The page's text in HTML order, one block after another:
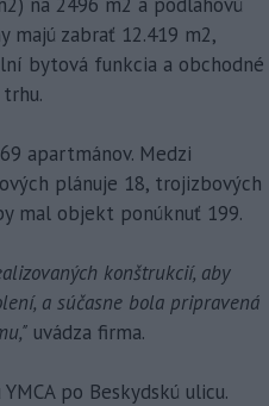
majú zabrať 12.419 m2,
bytová funkcia a obchodné
apartmánov. Medzi
plánuje 18, trojizbových
mal objekt ponúknuť 199.
konštrukcií, aby
a súčasne bola pripravená
uvádza firma.
po Beskydskú ulicu.